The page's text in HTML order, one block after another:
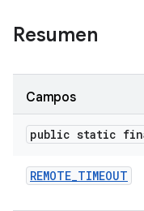
Resumen
Campos
public static
REMOTE_TIMEOUT